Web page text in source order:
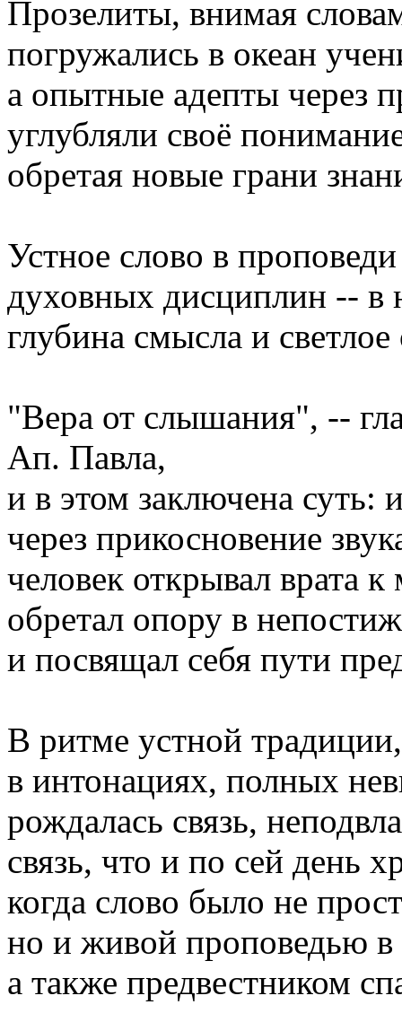
Прозелиты, внимая
погружались в океан
а опытные адепты через
углубляли своё
обретая новые грани
Устное слово в
духовных дисциплин -- в
глубина смысла и
"Вера от слышания", --
Ап. Павла,
и в этом заключена суть:
через прикосновение
человек открывал врата
обретал опору в
и посвящал себя пути
В ритме устной
в интонациях, полных
рождалась связь,
связь, что и по сей день
когда слово было не
но и живой проповедью в
а также предвестником